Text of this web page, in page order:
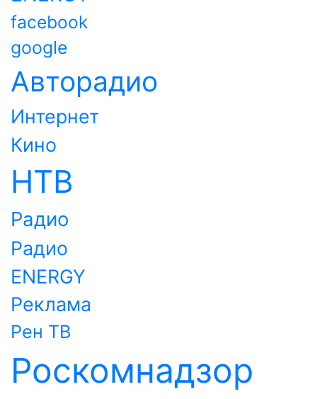
facebook
google
Авторадио
Интернет
Кино
НТВ
Радио
Радио
ENERGY
Реклама
Рен ТВ
Роскомнадзор